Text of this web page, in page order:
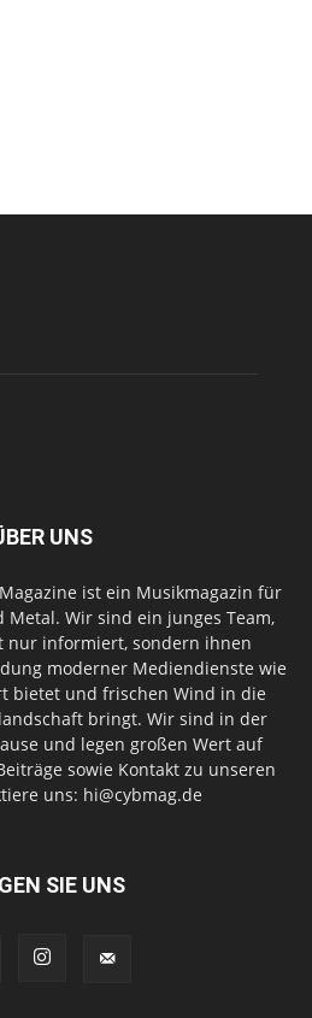
UNS
ist ein Musikmagazin für
Metal. Wir sind ein junges Team,
nur informiert, sondern ihnen
moderner Mediendienste wie
bietet und frischen Wind in die
bringt. Wir sind in der
und legen großen Wert auf
sowie Kontakt zu unseren
uns: hi@cybmag.de
SIE UNS